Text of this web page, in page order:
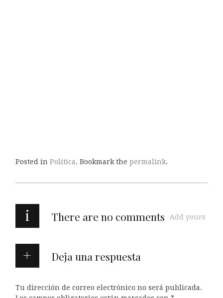
Posted in Política. Bookmark the permalink.
i There are no comments Add yours
Deja una respuesta
Tu dirección de correo electrónico no será publicada.